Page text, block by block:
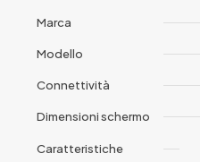
Marca
Modello
Connettività
Dimensioni schermo
Caratteristiche